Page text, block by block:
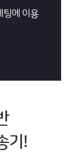
팅에 이용
기!